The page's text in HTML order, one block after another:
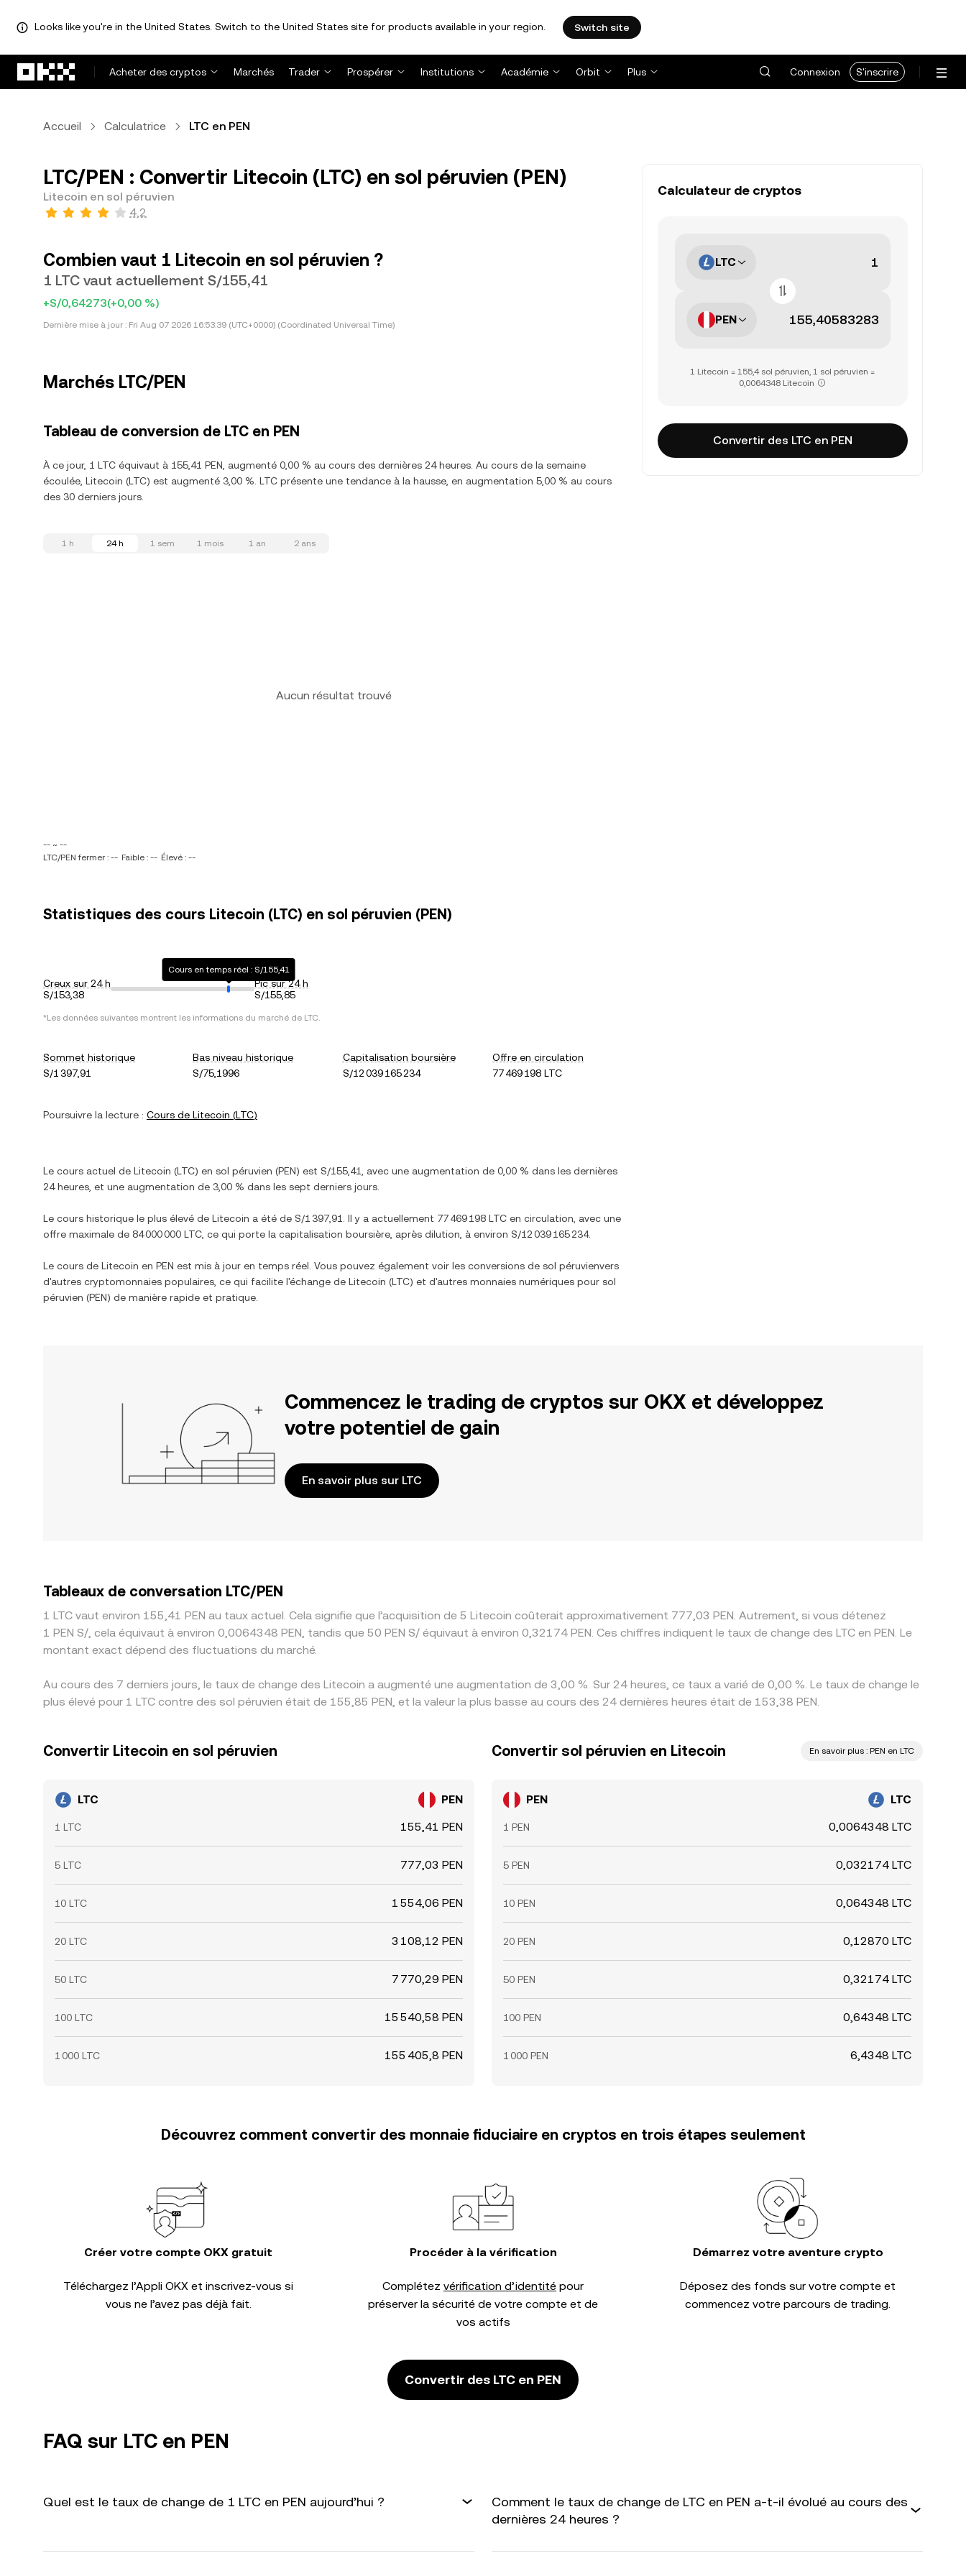
Looks like you're in the United States. Switch to the United States site for products available in your region. Switch site
Acheter des cryptos
Marchés Trader Prospérer Institutions Académie Orbit Plus Connexion S'inscrire
Accueil Calculatrice LTC en PEN
LTC/PEN : Convertir Litecoin (LTC) en sol péruvien (PEN)
Litecoin en sol péruvien
4,2
Combien vaut 1 Litecoin en sol péruvien ?
1 LTC vaut actuellement S/155,41
+S/0,64273(+0,00 %)
Dernière mise à jour : Fri Aug 07 2026 16:53:39 (UTC+0000) (Coordinated Universal Time)
Marchés LTC/PEN
Tableau de conversion de LTC en PEN
À ce jour, 1 LTC équivaut à 155,41 PEN, augmenté 0,00 % au cours des dernières 24 heures. Au cours de la semaine
écoulée, Litecoin (LTC) est augmenté 3,00 %. LTC présente une tendance à la hausse, en augmentation 5,00 % au cours
des 30 derniers jours.
1 h 24 h 1 sem 1 mois 1 an 2 ans
Aucun résultat trouvé
-- ~ --
LTC/PEN fermer : -- Faible : -- Élevé : --
Statistiques des cours Litecoin (LTC) en sol péruvien (PEN)
Creux sur 24 h
S/153,38
Cours en temps réel : S/155,41
Pic sur 24 h
S/155,85
*Les données suivantes montrent les informations du marché de LTC.
Sommet historique
S/1 397,91
Bas niveau historique
S/75,1996
Capitalisation boursière
S/12 039 165 234
Offre en circulation
77 469 198 LTC
Poursuivre la lecture : Cours de Litecoin (LTC)
Le cours actuel de Litecoin (LTC) en sol péruvien (PEN) est S/155,41 , avec une augmentation de 0,00 % dans les dernières
24 heures, et une augmentation de 3,00 % dans les sept derniers jours.
Le cours historique le plus élevé de Litecoin a été de S/1 397,91 . Il y a actuellement 77 469 198 LTC en circulation, avec une
offre maximale de 84 000 000 LTC , ce qui porte la capitalisation boursière, après dilution, à environ S/12 039 165 234.
Le cours de Litecoin en PEN est mis à jour en temps réel. Vous pouvez également voir les conversions de sol péruvienvers
d'autres cryptomonnaies populaires, ce qui facilite l'échange de Litecoin (LTC) et d'autres monnaies numériques pour sol
péruvien (PEN) de manière rapide et pratique.
Calculateur de cryptos
LTC
PEN
1 Litecoin = 155,4 sol péruvien, 1 sol péruvien =
0,0064348 Litecoin
Convertir des LTC en PEN
Commencez le trading de cryptos sur OKX et développez
votre potentiel de gain
En savoir plus sur LTC
Tableaux de conversation LTC/PEN
1 LTC vaut environ 155,41 PEN au taux actuel. Cela signifie que l’acquisition de 5 Litecoin coûterait approximativement 777,03 PEN. Autrement, si vous détenez
1 PEN S/, cela équivaut à environ 0,0064348 PEN, tandis que 50 PEN S/ équivaut à environ 0,32174 PEN. Ces chiffres indiquent le taux de change des LTC en PEN. Le
montant exact dépend des fluctuations du marché.
Au cours des 7 derniers jours, le taux de change des Litecoin a augmenté une augmentation de 3,00 %. Sur 24 heures, ce taux a varié de 0,00 %. Le taux de change le
plus élevé pour 1 LTC contre des sol péruvien était de 155,85 PEN, et la valeur la plus basse au cours des 24 dernières heures était de 153,38 PEN.
Convertir Litecoin en sol péruvien
LTC PEN
1 LTC 155,41 PEN
5 LTC 777,03 PEN
10 LTC 1 554,06 PEN
20 LTC 3 108,12 PEN
50 LTC 7 770,29 PEN
100 LTC 15 540,58 PEN
1 000 LTC 155 405,8 PEN
Convertir sol péruvien en Litecoin En savoir plus : PEN en LTC
PEN LTC
1 PEN 0,0064348 LTC
5 PEN 0,032174 LTC
10 PEN 0,064348 LTC
20 PEN 0,12870 LTC
50 PEN 0,32174 LTC
100 PEN 0,64348 LTC
1 000 PEN 6,4348 LTC
Découvrez comment convertir des monnaie fiduciaire en cryptos en trois étapes seulement
Créer votre compte OKX gratuit
Téléchargez l’Appli OKX et inscrivez-vous si
vous ne l’avez pas déjà fait.
Procéder à la vérification
Complétez vérification d’identité pour
préserver la sécurité de votre compte et de
vos actifs
Démarrez votre aventure crypto
Déposez des fonds sur votre compte et
commencez votre parcours de trading.
Convertir des LTC en PEN
FAQ sur LTC en PEN
Quel est le taux de change de 1 LTC en PEN aujourd’hui ?
Comment le taux de change de LTC en PEN a-t-il évolué au cours des
dernières 24 heures ?